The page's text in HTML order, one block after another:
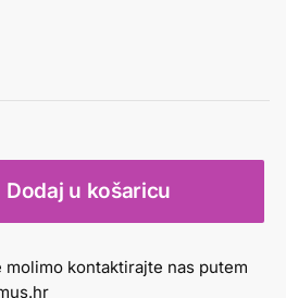
Dodaj u košaricu
kontaktirajte nas putem